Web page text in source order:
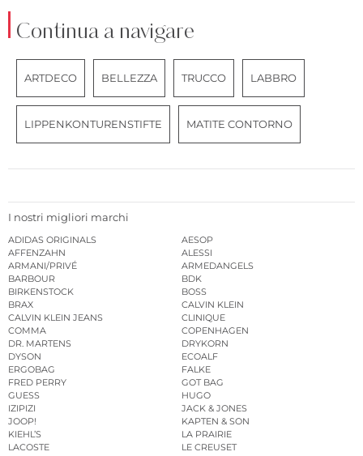
Continua a navigare
ARTDECO BELLEZZA TRUCCO LABBRO
LIPPENKONTURENSTIFTE MATITE CONTORNO
I nostri migliori marchi
ADIDAS ORIGINALS
AESOP
AFFENZAHN
ALESSI
ARMANI/PRIVÉ
ARMEDANGELS
BARBOUR
BDK
BIRKENSTOCK
BOSS
BRAX
CALVIN KLEIN
CALVIN KLEIN JEANS
CLINIQUE
COMMA
COPENHAGEN
DR. MARTENS
DRYKORN
DYSON
ECOALF
ERGOBAG
FALKE
FRED PERRY
GOT BAG
GUESS
HUGO
IZIPIZI
JACK & JONES
JOOP!
KAPTEN & SON
KIEHL’S
LA PRAIRIE
LACOSTE
LE CREUSET